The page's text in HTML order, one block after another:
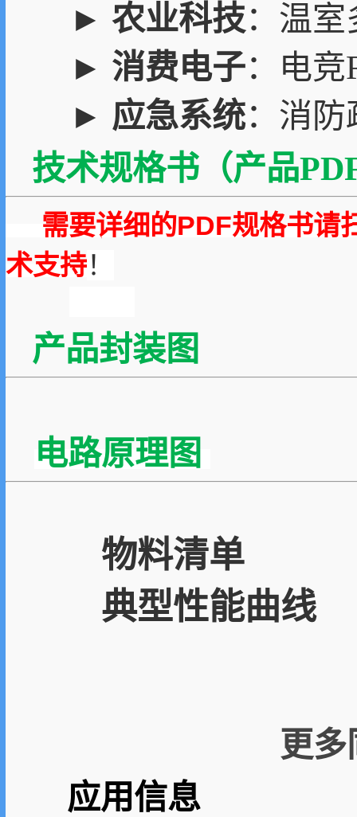
► 农业科技：温
► 消费电子：电
► 应急系统：消
技术规格书（产品
需要详细的PDF规格书请
术支持！
产品封装图
电路原理图
物料清单
典型性能曲线
更
应用信息